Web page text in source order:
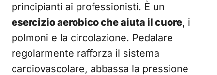
principianti ai professionisti. È un
esercizio aerobico che aiuta il cuore, i
polmoni e la circolazione. Pedalare
regolarmente rafforza il sistema
cardiovascolare, abbassa la pressione